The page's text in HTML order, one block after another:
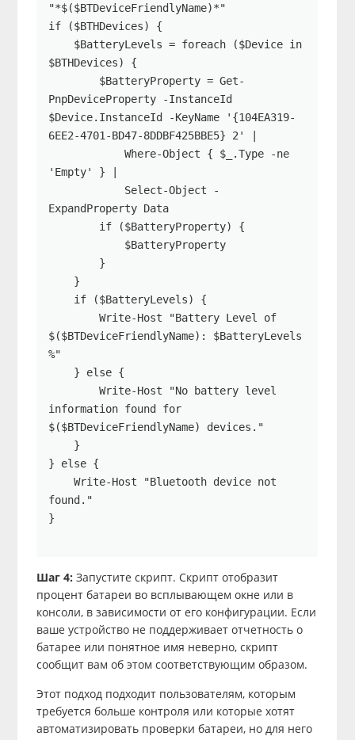
"*$($BTDeviceFriendlyName)*"
if ($BTHDevices) {
$BTHDevices) {
PnpDeviceProperty -InstanceId
$Device.InstanceId -KeyName '{104EA319-
6EE2-4701-BD47-8DDBF425BBE5} 2' |
'Empty' } |
ExpandProperty Data
$($BTDeviceFriendlyName): $BatteryLevels
%"
information found for
$($BTDeviceFriendlyName) devices."
} else {
found."
}
Шаг 4: Запустите скрипт. Скрипт отобразит
процент батареи во всплывающем окне или в
консоли, в зависимости от его конфигурации. Если
ваше устройство не поддерживает отчетность о
батарее или понятное имя неверно, скрипт
сообщит вам об этом соответствующим образом.
Этот подход подходит пользователям, которым
требуется больше контроля или которые хотят
автоматизировать проверки батареи, но для него